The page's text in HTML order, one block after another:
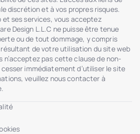
discrétion et à vos propres risques.
ses services, vous acceptez
Design L.L.C ne puisse être tenue
ou de tout dommage, y compris
de votre utilisation du site web
n’acceptez pas cette clause de non-
immédiatement d’utiliser le site
veuillez nous contacter à
.